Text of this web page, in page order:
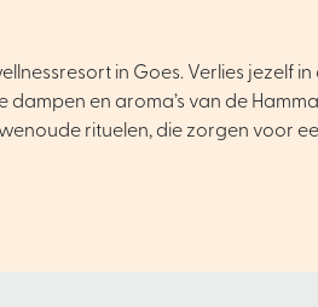
in Goes. Verlies jezelf
en aroma’s van de
rituelen, die zorgen voor